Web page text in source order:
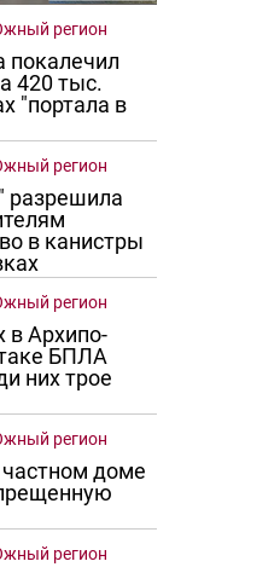
регион
покалечил
420 тыс.
"портала в
регион
разрешила
в канистры
регион
в Архипо-
БПЛА
них трое
регион
доме
регион